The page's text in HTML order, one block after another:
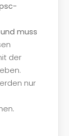
muss
der
nur